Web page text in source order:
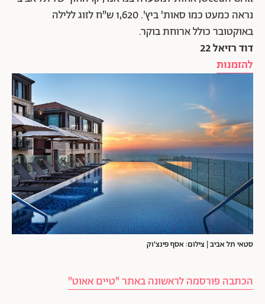
נראה כמעט כמו סאות' ביץ'. 1,620 ש"ח לזוג ללילה
באוקטובר כולל ארוחת בוקר.
דוד רזיאל 22
להזמנות
סטאי תל אביב | צילום: אסף פינצ'וק
הכתבה פורסמה לראשונה באתר "טיים אאוט"